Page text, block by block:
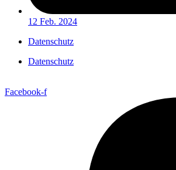
12 Feb. 2024
Datenschutz
Datenschutz
Facebook-f